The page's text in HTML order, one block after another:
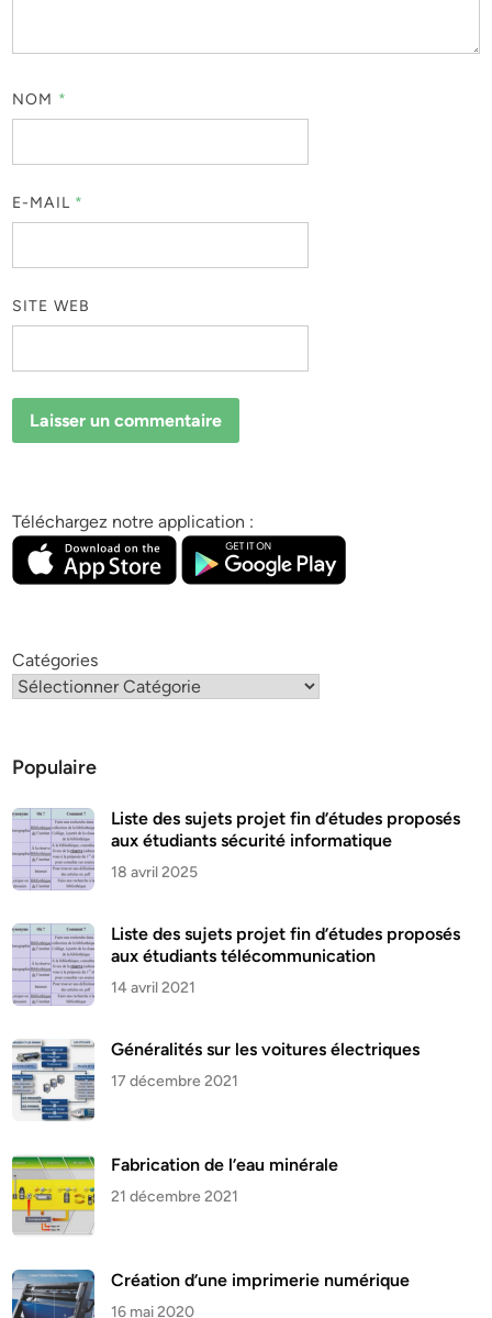
NOM *
E-MAIL *
SITE WEB
Téléchargez notre application :
Catégories
Populaire
Liste des sujets projet fin d’études proposés
aux étudiants sécurité informatique
18 avril 2025
Liste des sujets projet fin d’études proposés
aux étudiants télécommunication
14 avril 2021
Généralités sur les voitures électriques
17 décembre 2021
Fabrication de l’eau minérale
21 décembre 2021
Création d’une imprimerie numérique
16 mai 2020